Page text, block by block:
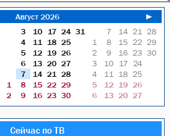
Август 2026
►
3 10 17 24 31
4
11 18 25
5
12 19 26
6
13 20 27
7
14 21
28
1
8 15 22 29
2
9 16 23 30
7 14 21
28
1
8 15 22 29
2
9 16 23 30
3
10 17
24
4
11 18 25
5
12 19 26
6
13 20 27
Сейчас по ТВ